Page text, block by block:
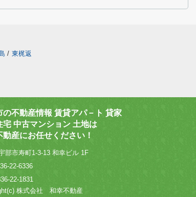
/ 東梶返
の不動産情報 賃貸アパ－ト 貸家
宅 中古マンション 土地は
動産にお任せください！
部市寿町1-3-13 和幸ビル 1F
22-6336
22-1831
株式会社 和幸不動産